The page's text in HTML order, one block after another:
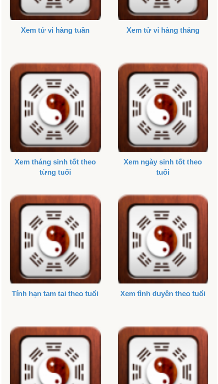
Xem tử vi hàng tuần Xem tử vi hàng tháng
Xem tháng sinh tốt theo
từng tuổi
Xem ngày sinh tốt theo
tuổi
Tính hạn tam tai theo tuổi Xem tình duyên theo tuổi